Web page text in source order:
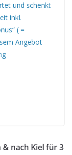
und schenkt
inkl.
( =
Angebot
nach Kiel für 3